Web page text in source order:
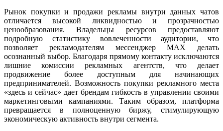
Рынок покупки и продажи рекламы внутри данных чатов
отличается высокой ликвидностью и прозрачностью
ценообразования. Владельцы ресурсов предоставляют
подробную статистику вовлеченности аудитории, что
позволяет рекламодателям мессенджер MAX делать
осознанный выбор. Благодаря прямому контакту исключаются
лишние комиссии рекламных агентств, что делает
продвижение более доступным для начинающих
предпринимателей. Возможность покупки рекламного места
«здесь и сейчас» дает брендам гибкость в управлении своими
маркетинговыми кампаниями. Таким образом, платформа
превращается в полноценную биржу, стимулирующую
экономическую активность внутри сегмента.